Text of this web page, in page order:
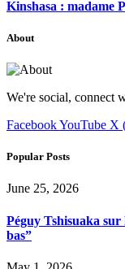
Kinshasa : madame
About
We're social, connect
FacebookYouTube X
Popular Posts
June 25, 2026
Péguy Tshisuaka sur
bas”